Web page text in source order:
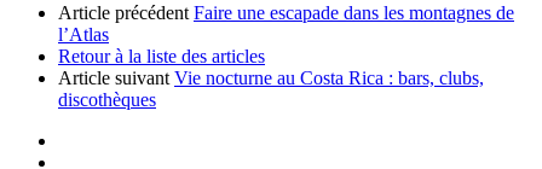
Article précédent Faire une escapade dans les montagnes de
l’Atlas
Retour à la liste des articles
Article suivant Vie nocturne au Costa Rica : bars, clubs,
discothèques